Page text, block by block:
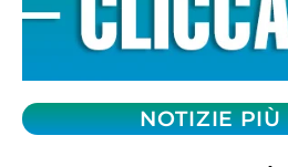
NOTIZIE PIÙ